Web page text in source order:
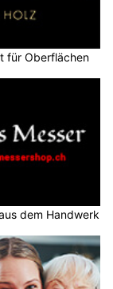
für Oberflächen
dem Handwerk